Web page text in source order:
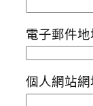
電子郵件
個人網站網